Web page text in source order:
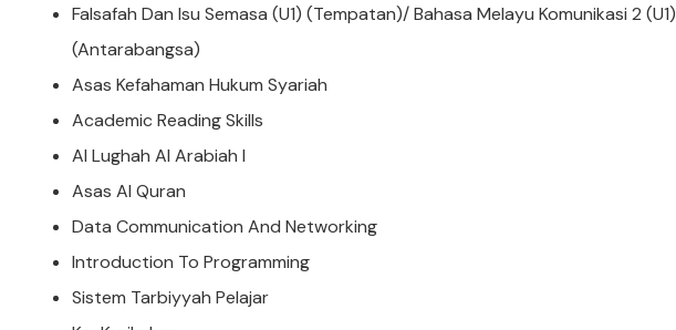
Falsafah Dan Isu Semasa (U1) (Tempatan)/ Bahasa Melayu Komunikasi 2 (U1)
(Antarabangsa)
Asas Kefahaman Hukum Syariah
Academic Reading Skills
Al Lughah Al Arabiah I
Asas Al Quran
Data Communication And Networking
Introduction To Programming
Sistem Tarbiyyah Pelajar